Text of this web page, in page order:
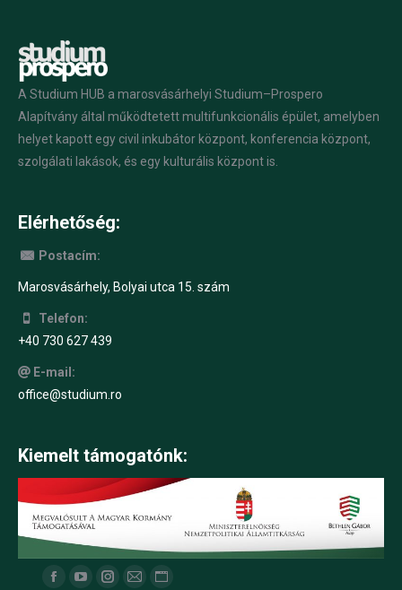
A Studium HUB a marosvásárhelyi Studium–Prospero
Alapítvány által működtetett multifunkcionális épület, amelyben
helyet kapott egy civil inkubátor központ, konferencia központ,
szolgálati lakások, és egy kulturális központ is.
Elérhetőség:
Postacím:
Marosvásárhely, Bolyai utca 15. szám
Telefon:
+40 730 627 439
E-mail:
office@studium.ro
Kiemelt támogatónk:
Find us on: